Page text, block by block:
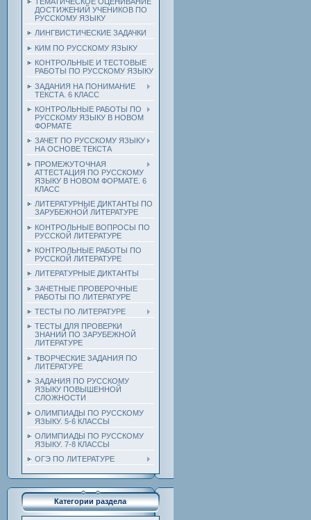
ДОСТИЖЕНИЙ УЧЕНИКОВ ПО
РУССКОМУ ЯЗЫКУ
ЛИНГВИСТИЧЕСКИЕ ЗАДАЧКИ
КИМ ПО РУССКОМУ ЯЗЫКУ
КОНТРОЛЬНЫЕ И ТЕСТОВЫЕ
РАБОТЫ ПО РУССКОМУ ЯЗЫКУ
ЗАДАНИЯ НА ПОНИМАНИЕ
ТЕКСТА. 6 КЛАСС
КОНТРОЛЬНЫЕ РАБОТЫ ПО
РУССКОМУ ЯЗЫКУ В НОВОМ
ФОРМАТЕ
ЗАЧЕТ ПО РУССКОМУ ЯЗЫКУ
НА ОСНОВЕ ТЕКСТА
ПРОМЕЖУТОЧНАЯ
АТТЕСТАЦИЯ ПО РУССКОМУ
ЯЗЫКУ В НОВОМ ФОРМАТЕ. 6
КЛАСС
ЛИТЕРАТУРНЫЕ ДИКТАНТЫ ПО
ЗАРУБЕЖНОЙ ЛИТЕРАТУРЕ
КОНТРОЛЬНЫЕ ВОПРОСЫ ПО
РУССКОЙ ЛИТЕРАТУРЕ
КОНТРОЛЬНЫЕ РАБОТЫ ПО
РУССКОЙ ЛИТЕРАТУРЕ
ЛИТЕРАТУРНЫЕ ДИКТАНТЫ
ЗАЧЕТНЫЕ ПРОВЕРОЧНЫЕ
РАБОТЫ ПО ЛИТЕРАТУРЕ
ТЕСТЫ ПО ЛИТЕРАТУРЕ
ТЕСТЫ ДЛЯ ПРОВЕРКИ
ЗНАНИЙ ПО ЗАРУБЕЖНОЙ
ЛИТЕРАТУРЕ
ТВОРЧЕСКИЕ ЗАДАНИЯ ПО
ЛИТЕРАТУРЕ
ЗАДАНИЯ ПО РУССКОМУ
ЯЗЫКУ ПОВЫШЕННОЙ
СЛОЖНОСТИ
ОЛИМПИАДЫ ПО РУССКОМУ
ЯЗЫКУ. 5-6 КЛАССЫ
ОЛИМПИАДЫ ПО РУССКОМУ
ЯЗЫКУ. 7-8 КЛАССЫ
ОГЭ ПО ЛИТЕРАТУРЕ
Категории раздела